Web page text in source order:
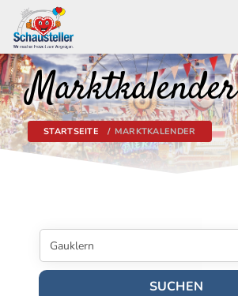
Marktkalender
STARTSEITE MARKTKALENDER
SUCHEN